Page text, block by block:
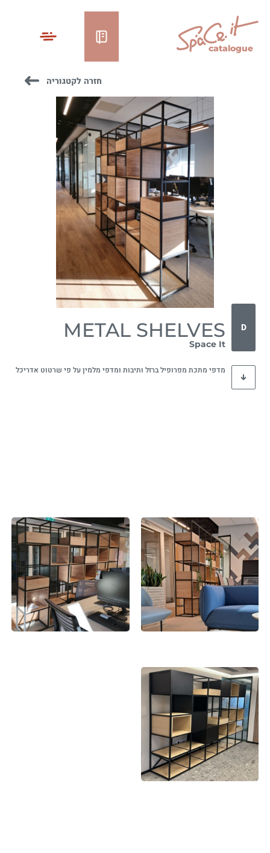
catalogue
חזרה לקטגוריה
D
METAL SHELVES
Space It
מדפי מתכת מפרופיל ברזל ותיבות ומדפי מלמין על פי שרטוט אדריכל